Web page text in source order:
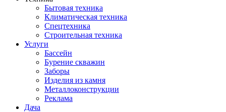
Бытовая техника
Климатическая техника
Спецтехника
Строительная техника
Услуги
Бассейн
Бурение скважин
Заборы
Изделия из камня
Металлоконструкции
Реклама
Дача